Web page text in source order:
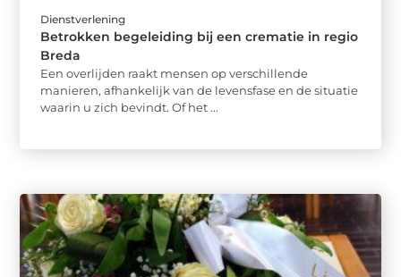
Dienstverlening
Betrokken begeleiding bij een crematie in regio
Breda
Een overlijden raakt mensen op verschillende
manieren, afhankelijk van de levensfase en de situatie
waarin u zich bevindt. Of het ...